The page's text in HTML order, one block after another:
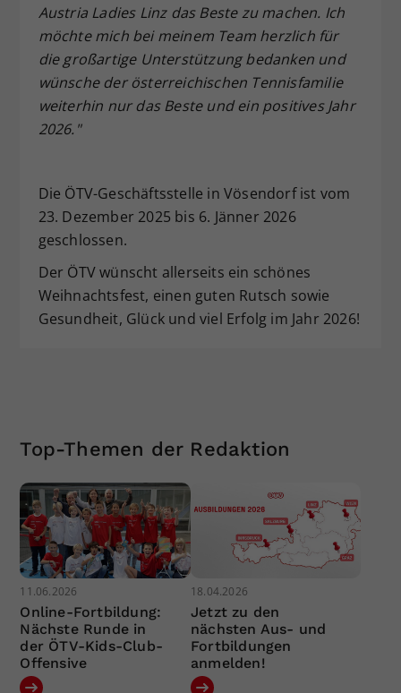
Austria Ladies Linz das Beste zu machen. Ich
möchte mich bei meinem Team herzlich für
die großartige Unterstützung bedanken und
wünsche der österreichischen Tennisfamilie
weiterhin nur das Beste und ein positives Jahr
2026."
Die ÖTV-Geschäftsstelle in Vösendorf ist vom
23. Dezember 2025 bis 6. Jänner 2026
geschlossen.
Der ÖTV wünscht allerseits ein schönes
Weihnachtsfest, einen guten Rutsch sowie
Gesundheit, Glück und viel Erfolg im Jahr 2026!
Top-Themen der Redaktion
11.06.2026
Online-Fortbildung:
Nächste Runde in
der ÖTV-Kids-Club-
Offensive
18.04.2026
Jetzt zu den
nächsten Aus- und
Fortbildungen
anmelden!